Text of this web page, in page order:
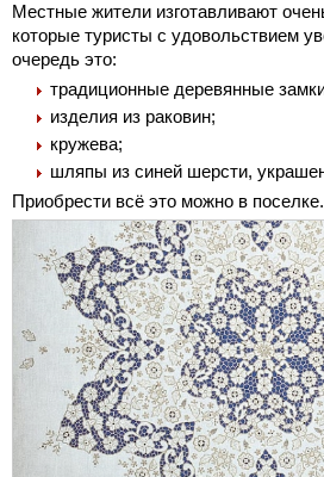
Местные жители изготавливают
которые туристы с удовольствием
очередь это:
традиционные деревянные
изделия из раковин;
кружева;
шляпы из синей шерсти,
Приобрести всё это можно в поселке.